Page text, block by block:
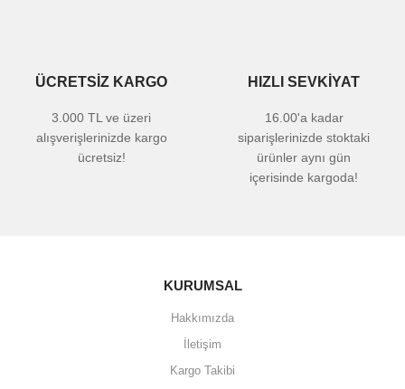
ÜCRETSİZ KARGO
3.000 TL ve üzeri
alışverişlerinizde kargo
ücretsiz!
HIZLI SEVKİYAT
16.00'a kadar
siparişlerinizde stoktaki
ürünler aynı gün
içerisinde kargoda!
KURUMSAL
Hakkımızda
İletişim
Kargo Takibi